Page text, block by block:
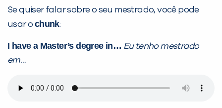
Se quiser falar sobre o seu mestrado, você pode
usar o chunk:
I have a Master’s degree in… Eu tenho mestrado
em…